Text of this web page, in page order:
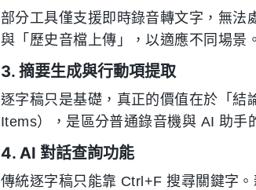
部分工具僅支援即時錄音轉文字，無法
與「歷史音檔上傳」，以適應不同場景。
3. 摘要生成與行動項提取
逐字稿只是基礎，真正的價值在於「結
Items），是區分普通錄音機與 AI 助手
4. AI 對話查詢功能
傳統逐字稿只能靠 Ctrl+F 搜尋關鍵字